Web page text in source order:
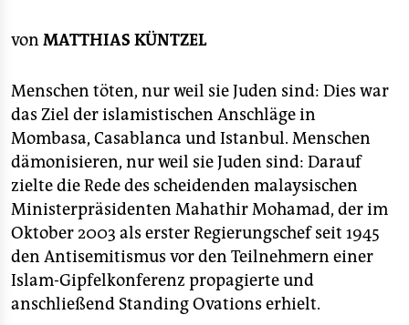
verlag
veranstaltungen
shop
fragen & hilfe
unterstützen
abo
genossenschaft
von MATTHIAS KÜNTZEL
Menschen töten, nur weil sie Juden sind: Dies war
das Ziel der islamistischen Anschläge in
Mombasa, Casablanca und Istanbul. Menschen
dämonisieren, nur weil sie Juden sind: Darauf
zielte die Rede des scheidenden malaysischen
Ministerpräsidenten Mahathir Mohamad, der im
Oktober 2003 als erster Regierungschef seit 1945
den Antisemitismus vor den Teilnehmern einer
Islam-Gipfelkonferenz propagierte und
anschließend Standing Ovations erhielt.